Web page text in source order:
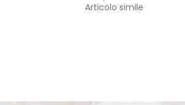
Articolo simile